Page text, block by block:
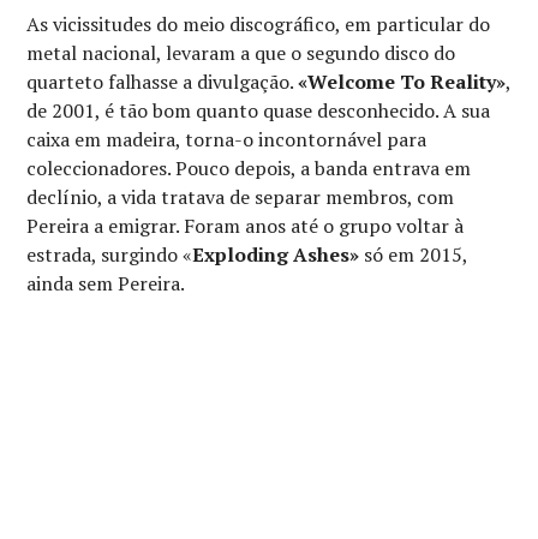
As vicissitudes do meio discográfico, em particular do
metal nacional, levaram a que o segundo disco do
quarteto falhasse a divulgação.«Welcome To Reality»,
de 2001, é tão bom quanto quase desconhecido. A sua
caixa em madeira, torna-o incontornável para
coleccionadores. Pouco depois, a banda entrava em
declínio, a vida tratava de separar membros, com
Pereira a emigrar. Foram anos até o grupo voltar à
estrada, surgindo «Exploding Ashes» só em 2015,
ainda sem Pereira.